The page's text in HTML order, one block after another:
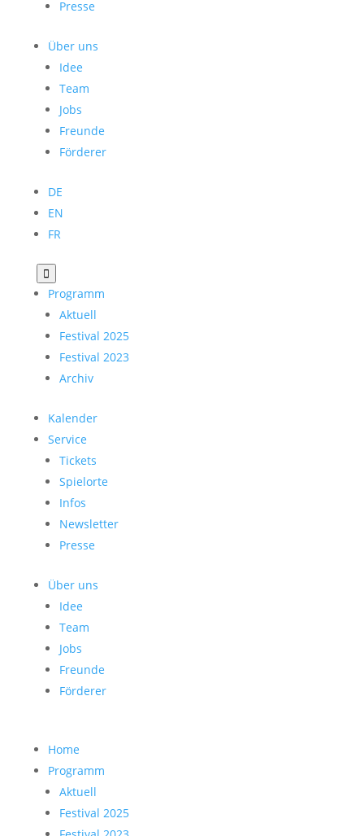
Presse
Über uns
Idee
Team
Jobs
Freunde
Förderer
DE
EN
FR

Programm
Aktuell
Festival 2025
Festival 2023
Archiv
Kalender
Service
Tickets
Spielorte
Infos
Newsletter
Presse
Über uns
Idee
Team
Jobs
Freunde
Förderer
Home
Programm
Aktuell
Festival 2025